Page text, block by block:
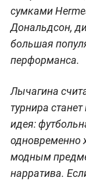
сумками
Дональдсон,
большая
перформанса.
Лычагина
турнира
идея:
одновременно
модным
нарратива.